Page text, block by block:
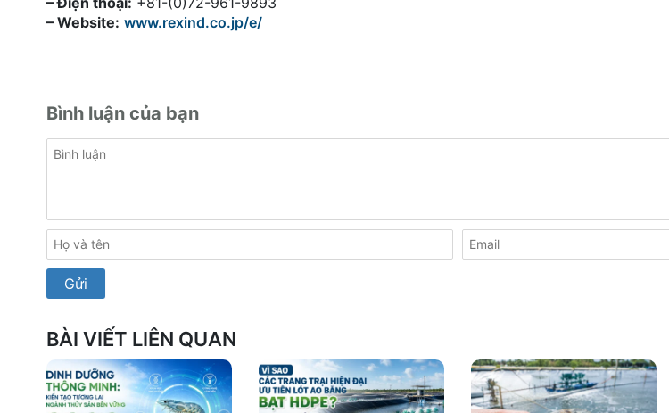
– Website: www.rexind.co.jp/e/
Bình luận của bạn
BÀI VIẾT LIÊN QUAN